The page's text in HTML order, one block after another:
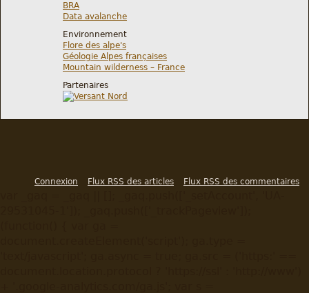
BRA
Data avalanche
Environnement
Flore des alpe's
Géologie Alpes françaises
Mountain wilderness – France
Partenaires
Connexion Flux RSS des articles Flux RSS des commentaires